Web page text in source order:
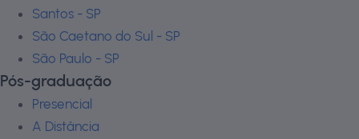
Santos - SP
São Caetano do Sul - SP
São Paulo - SP
Pós-graduação
Presencial
A Distância